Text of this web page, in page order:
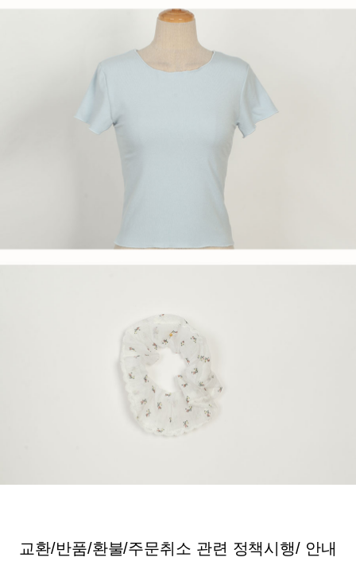
교환/반품/환불/주문취소 관련 정책시행/ 안내